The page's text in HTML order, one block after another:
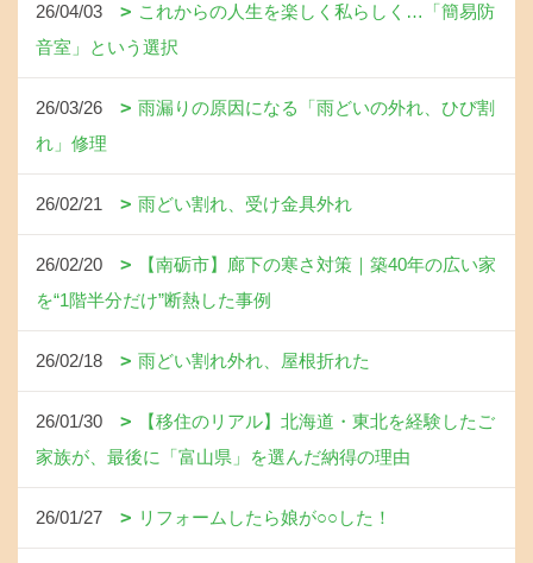
26/04/03
これからの人生を楽しく私らしく…「簡易防
音室」という選択
26/03/26
雨漏りの原因になる「雨どいの外れ、ひび割
れ」修理
26/02/21 雨どい割れ、受け金具外れ
26/02/20
【南砺市】廊下の寒さ対策｜築40年の広い家
を“1階半分だけ”断熱した事例
26/02/18 雨どい割れ外れ、屋根折れた
26/01/30
【移住のリアル】北海道・東北を経験したご
家族が、最後に「富山県」を選んだ納得の理由
26/01/27 リフォームしたら娘が○○した！